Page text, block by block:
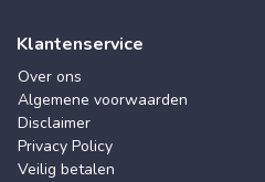
Klantenservice
Over ons
Algemene voorwaarden
Disclaimer
Privacy Policy
Veilig betalen